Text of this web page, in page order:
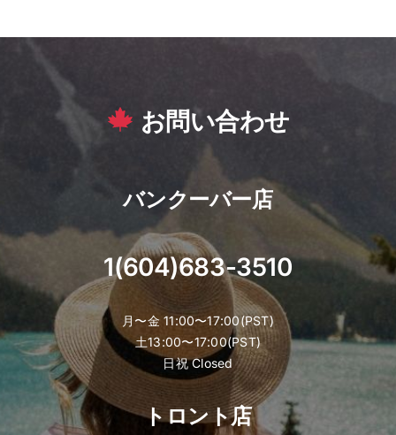
お問い合わせ
バンクーバー店
1(604)683-3510
月〜金 11:00〜17:00(PST)
土13:00〜17:00(PST)
日祝 Closed
トロント店